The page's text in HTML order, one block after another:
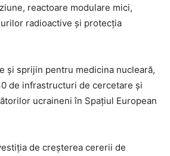
reactoare modulare mici,
radioactive și protecția
și sprijin pentru medicina nucleară,
de infrastructuri de cercetare și
ucraineni în Spațiul European
de creșterea cererii de